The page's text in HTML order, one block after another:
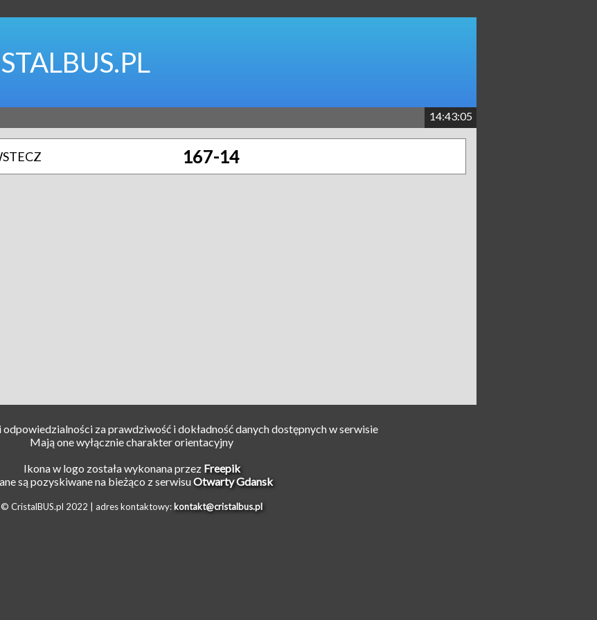
14:43:05
167-14
za prawdziwość i dokładność danych dostępnych w serwisie
Mają one wyłącznie charakter orientacyjny
Ikona w logo została wykonana przez Freepik
są pozyskiwane na bieżąco z serwisuOtwarty Gdansk
© CristalBUS.pl 2022 | adres kontaktowy: kontakt@cristalbus.pl